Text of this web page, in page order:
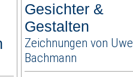
Gesichter &
Gestalten
Zeichnungen von Uwe
Bachmann